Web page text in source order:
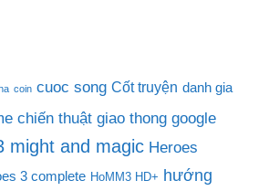
coin cuoc song Cốt truyện danh gia
chiến thuật giao thong google
might and magic Heroes
3 complete HoMM3 HD+ hướng